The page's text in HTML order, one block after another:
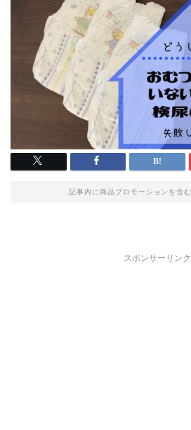
記事内に商品プロモーションを含
スポンサーリンク